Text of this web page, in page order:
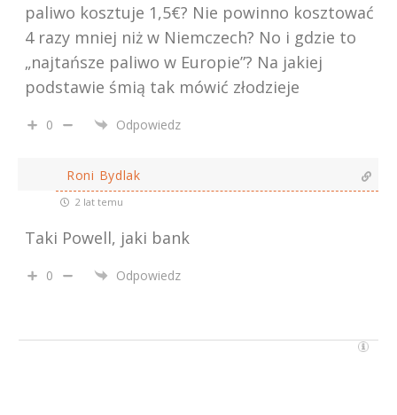
paliwo kosztuje 1,5€? Nie powinno kosztować
4 razy mniej niż w Niemczech? No i gdzie to
„najtańsze paliwo w Europie”? Na jakiej
podstawie śmią tak mówić złodzieje
0 Odpowiedz
Roni Bydlak
2 lat temu
Taki Powell, jaki bank
0 Odpowiedz